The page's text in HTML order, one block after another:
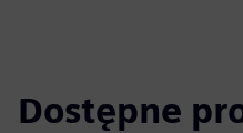
Dostępne